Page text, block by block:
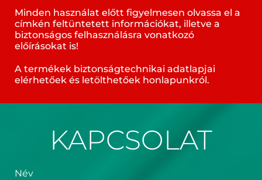
Minden használat előtt figyelmesen olvassa el a
címkén feltüntetett információkat, illetve a
biztonságos felhasználásra vonatkozó
előírásokat is!
A termékek biztonságtechnikai adatlapjai
elérhetőek és letölthetőek honlapunkról.
KAPCSOLAT
Név